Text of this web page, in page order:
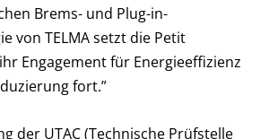
Brems- und Plug-in-
von TELMA setzt die Petit
Engagement für Energieeffizienz
fort.”
der UTAC (Technische Prüfstelle